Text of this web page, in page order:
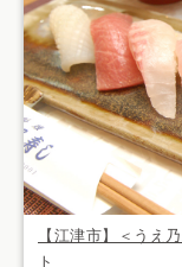
【江津市】＜うえ
ト